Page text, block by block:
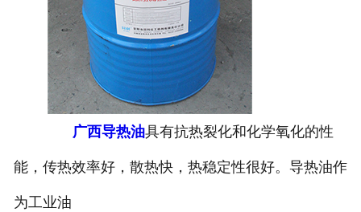
广西导热油具有抗热裂化和化学氧化的性
能，传热效率好，散热快，热稳定性很好。导热油作
为工业油